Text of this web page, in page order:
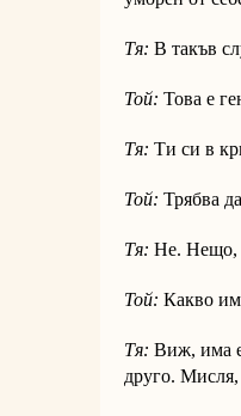
Тя: В такъв
Той: Това е
Тя: Ти си в
Той: Трябва
Тя: Не. Нещо,
Той: Какво
Тя: Виж, има
друго. Мисля,